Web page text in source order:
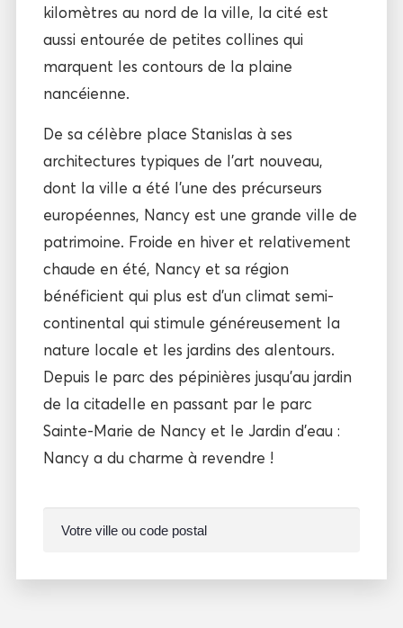
kilomètres au nord de la ville, la cité est
aussi entourée de petites collines qui
marquent les contours de la plaine
nancéienne.
De sa célèbre place Stanislas à ses
architectures typiques de l’art nouveau,
dont la ville a été l’une des précurseurs
européennes, Nancy est une grande ville de
patrimoine. Froide en hiver et relativement
chaude en été, Nancy et sa région
bénéficient qui plus est d’un climat semi-
continental qui stimule généreusement la
nature locale et les jardins des alentours.
Depuis le parc des pépinières jusqu’au jardin
de la citadelle en passant par le parc
Sainte-Marie de Nancy et le Jardin d’eau :
Nancy a du charme à revendre !